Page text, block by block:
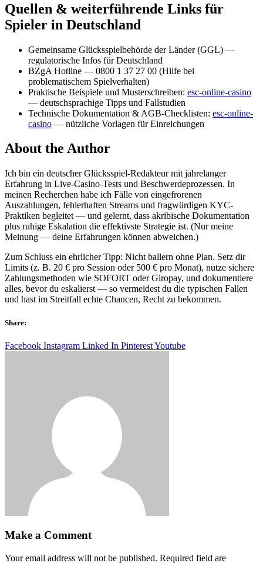
Quellen & weiterführende Links für
Spieler in Deutschland
Gemeinsame Glücksspielbehörde der Länder (GGL) —
regulatorische Infos für Deutschland
BZgA Hotline — 0800 1 37 27 00 (Hilfe bei
problematischem Spielverhalten)
Praktische Beispiele und Musterschreiben: esc-online-casino
— deutschsprachige Tipps und Fallstudien
Technische Dokumentation & AGB-Checklisten: esc-online-
casino — nützliche Vorlagen für Einreichungen
About the Author
Ich bin ein deutscher Glücksspiel-Redakteur mit jahrelanger
Erfahrung in Live-Casino-Tests und Beschwerdeprozessen. In
meinen Recherchen habe ich Fälle von eingefrorenen
Auszahlungen, fehlerhaften Streams und fragwürdigen KYC-
Praktiken begleitet — und gelernt, dass akribische Dokumentation
plus ruhige Eskalation die effektivste Strategie ist. (Nur meine
Meinung — deine Erfahrungen können abweichen.)
Zum Schluss ein ehrlicher Tipp: Nicht ballern ohne Plan. Setz dir
Limits (z. B. 20 € pro Session oder 500 € pro Monat), nutze sichere
Zahlungsmethoden wie SOFORT oder Giropay, und dokumentiere
alles, bevor du eskalierst — so vermeidest du die typischen Fallen
und hast im Streitfall echte Chancen, Recht zu bekommen.
Share:
Facebook Instagram Linked In PinterestYoutube
Make a Comment
Your email address will not be published. Required field are